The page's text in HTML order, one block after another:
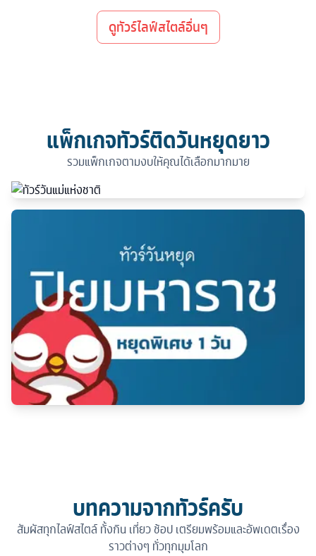
ดูทัวร์ไลฟ์สไตล์อื่นๆ
แพ็กเกจทัวร์ติดวันหยุดยาว
รวมแพ็กเกจตามงบให้คุณได้เลือกมากมาย
บทความจากทัวร์ครับ
สัมผัสทุกไลฟ์สไตล์ ทั้งกิน เที่ยว ช้อป เตรียมพร้อมและอัพเดตเรื่อง
ราวต่างๆ ทั่วทุกมุมโลก